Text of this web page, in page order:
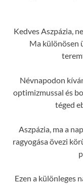
Kedves Aszpázia,
Ma különösen
Névnapodon
optimizmussal és
téged
Aszpázia, ma a
ragyogása övezi
Ezen a különleges